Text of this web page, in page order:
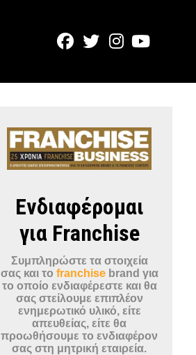
Ενδιαφέρομαι
για Franchise
Συμπληρώστε τα στοιχεία
σας και το franchisebrand για
το οποίο ενδιαφέρεστε και θα
σας στείλουμε επιπλέον
ενημερωτικό υλικό, είτε
απευθείας, είτε θα
προωθήσουμε το ενδιαφέρον
σας στη μητρική εταιρεία.